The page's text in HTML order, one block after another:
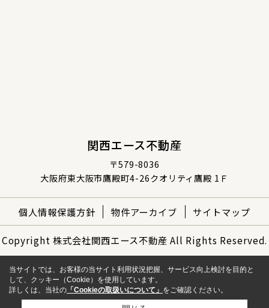
関西エース不動産
〒579-8036
大阪府東大阪市鷹殿町4-26クオリティ鷹殿 1Ｆ
個人情報保護方針 物件アーカイブ サイトマップ
Copyright 株式会社関西エース不動産 All Rights Reserved.
当サイトでは、お客様の当サイト利用状況把握、サービス向上検討を目的と
して、クッキー（Cookie）を使用しています。
詳しくは、当社の 「Cookieの取扱いについて」 をご確認ください。